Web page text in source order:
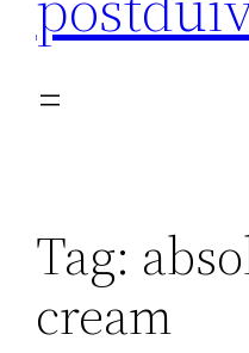
Tag:
cream